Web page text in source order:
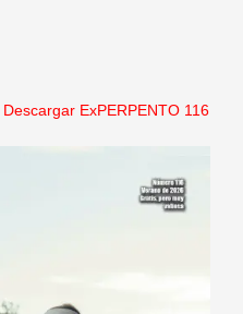
Descargar ExPERPENTO 116